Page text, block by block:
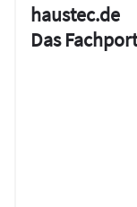
haustec.de
Das